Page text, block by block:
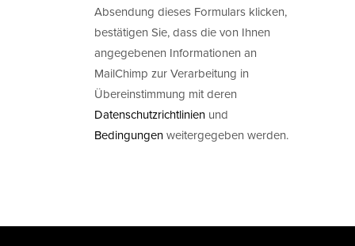
Absendung dieses Formulars klicken,
bestätigen Sie, dass die von Ihnen
angegebenen Informationen an
MailChimp zur Verarbeitung in
Übereinstimmung mit deren
Datenschutzrichtlinien und
Bedingungenweitergegeben werden.